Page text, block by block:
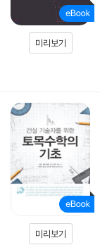
미리보기
미리보기